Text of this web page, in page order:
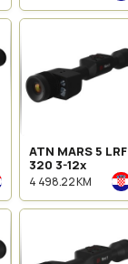
ATN MARS 5 LRF
320 3-12x
4 498.22 KM